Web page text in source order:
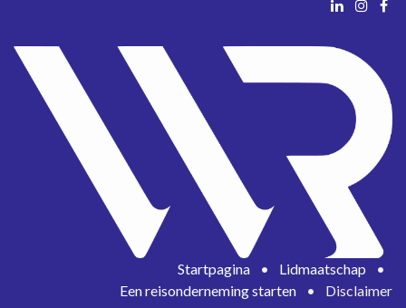
Startpagina • Lidmaatschap
•
Een reisonderneming starten
• Disclaimer